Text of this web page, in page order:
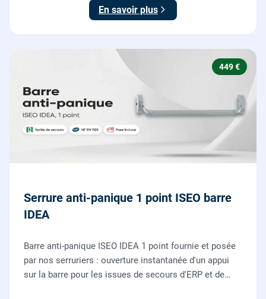
En savoir plus
449 €
Serrure anti-panique 1 point ISEO barre
IDEA
Barre anti-panique ISEO IDEA 1 point fournie et posée
par nos serruriers : ouverture instantanée d'un appui
sur la barre pour les issues de secours d'ERP et de